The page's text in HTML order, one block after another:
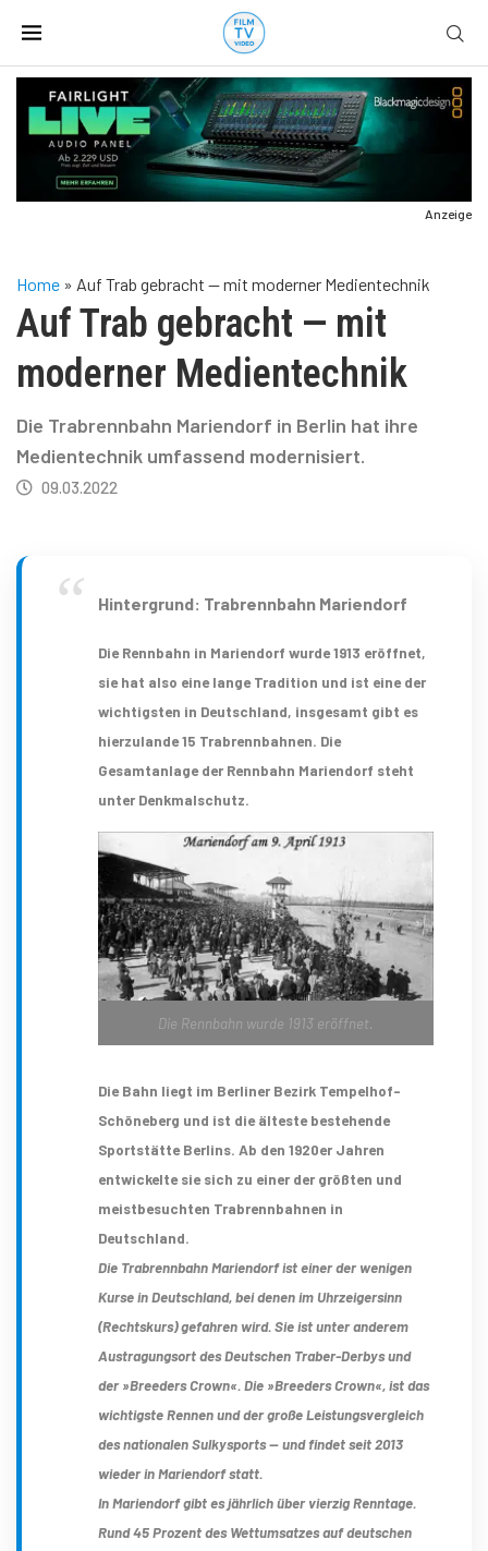
Anzeige
Home » Auf Trab gebracht — mit moderner Medientechnik
Auf Trab gebracht — mit
moderner Medientechnik
Die Trabrennbahn Mariendorf in Berlin hat ihre
Medientechnik umfassend modernisiert.
09.03.2022
Hintergrund: Trabrennbahn Mariendorf
Die Rennbahn in Mariendorf wurde 1913 eröffnet,
sie hat also eine lange Tradition und ist eine der
wichtigsten in Deutschland, insgesamt gibt es
hierzulande 15 Trabrennbahnen. Die
Gesamtanlage der Rennbahn Mariendorf steht
unter Denkmalschutz.
Die Rennbahn wurde 1913 eröffnet.
Die Bahn liegt im Berliner Bezirk Tempelhof-
Schöneberg und ist die älteste bestehende
Sportstätte Berlins. Ab den 1920er Jahren
entwickelte sie sich zu einer der größten und
meistbesuchten Trabrennbahnen in
Deutschland.
Die Trabrennbahn Mariendorf ist einer der wenigen
Kurse in Deutschland, bei denen im Uhrzeigersinn
(Rechtskurs) gefahren wird. Sie ist unter anderem
Austragungsort des Deutschen Traber-Derbys und
der »Breeders Crown«. Die »Breeders Crown«, ist das
wichtigste Rennen und der große Leistungsvergleich
des nationalen Sulkysports — und findet seit 2013
wieder in Mariendorf statt.
In Mariendorf gibt es jährlich über vierzig Renntage.
Rund 45 Prozent des Wettumsatzes auf deutschen